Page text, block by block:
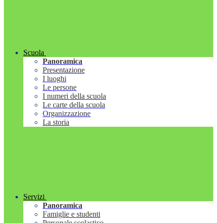
Scuola
Panoramica
Presentazione
I luoghi
Le persone
I numeri della scuola
Le carte della scuola
Organizzazione
La storia
Servizi
Panoramica
Famiglie e studenti